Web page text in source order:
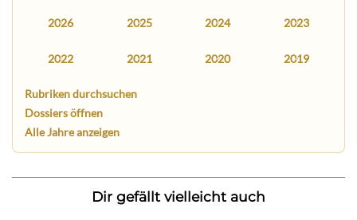
2026 2025 2024 2023
2022 2021 2020 2019
Rubriken durchsuchen
Dossiers öffnen
Alle Jahre anzeigen
Dir gefällt vielleicht auch